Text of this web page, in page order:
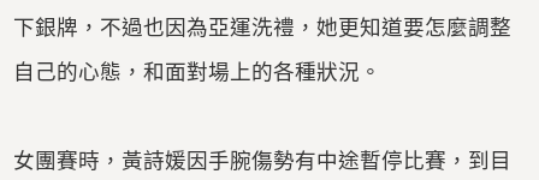
下銀牌，不過也因為亞運洗禮，她更知道要怎麼調整
自己的心態，和面對場上的各種狀況。
女團賽時，黃詩媛因手腕傷勢有中途暫停比賽，到目